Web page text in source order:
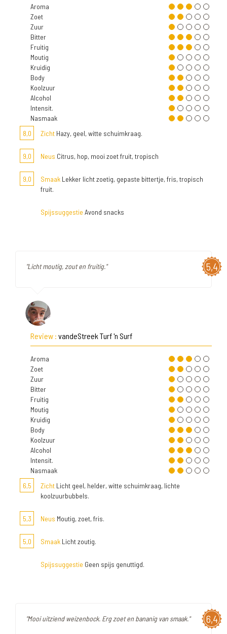
Aroma
Zoet
Zuur
Bitter
Fruitig
Moutig
Kruidig
Body
Koolzuur
Alcohol
Intensit.
Nasmaak
8,0
Zicht Hazy, geel, witte schuimkraag.
9,0 Neus Citrus, hop, mooi zoet fruit, tropisch
9,0 Smaak Lekker licht zoetig, gepaste bittertje, fris, tropisch
fruit.
Spijssuggestie Avond snacks
5,4
"Licht moutig, zout en fruitig."
Review : vandeStreek Turf 'n Surf
Aroma
Zoet
Zuur
Bitter
Fruitig
Moutig
Kruidig
Body
Koolzuur
Alcohol
Intensit.
Nasmaak
6,5
Zicht Licht geel, helder, witte schuimkraag, lichte
koolzuurbubbels.
5,3 Neus Moutig, zoet, fris.
5,0 Smaak Licht zoutig.
Spijssuggestie Geen spijs genuttigd.
6,4
"Mooi uitziend weizenbock. Erg zoet en bananig van smaak."